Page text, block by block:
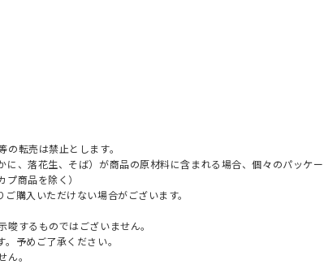
転売は禁止とします。
、落花生、そば）が商品の原材料に含まれる場合、個々のパッケー
商品を除く）
購入いただけない場合がございます。
するものではございません。
予めご了承ください。
。